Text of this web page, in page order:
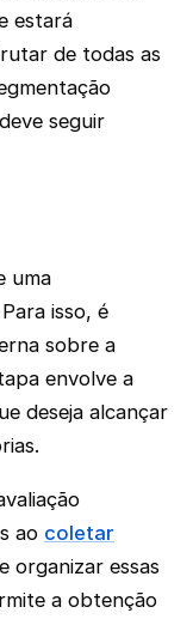
estará
de todas as
seguir
uma
isso, é
sobre a
envolve a
deseja alcançar
ao coletar
organizar essas
a obtenção